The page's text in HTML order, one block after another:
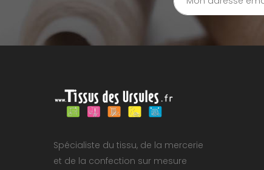
Spécialiste du tissu, de la mercerie
et de la confection sur mesure